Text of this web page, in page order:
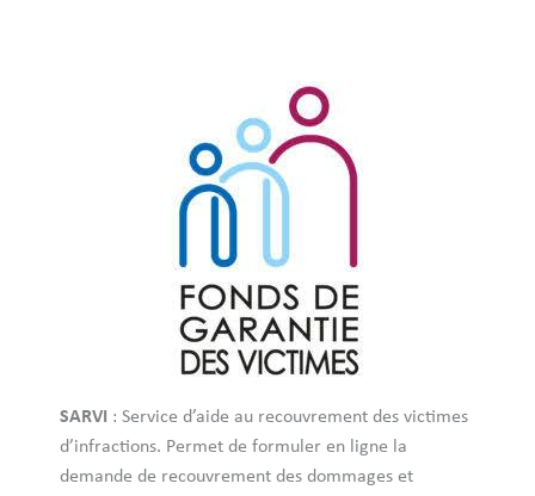
SARVI : Service d’aide au recouvrement des victimes
d’infractions. Permet de formuler en ligne la
demande de recouvrement des dommages et